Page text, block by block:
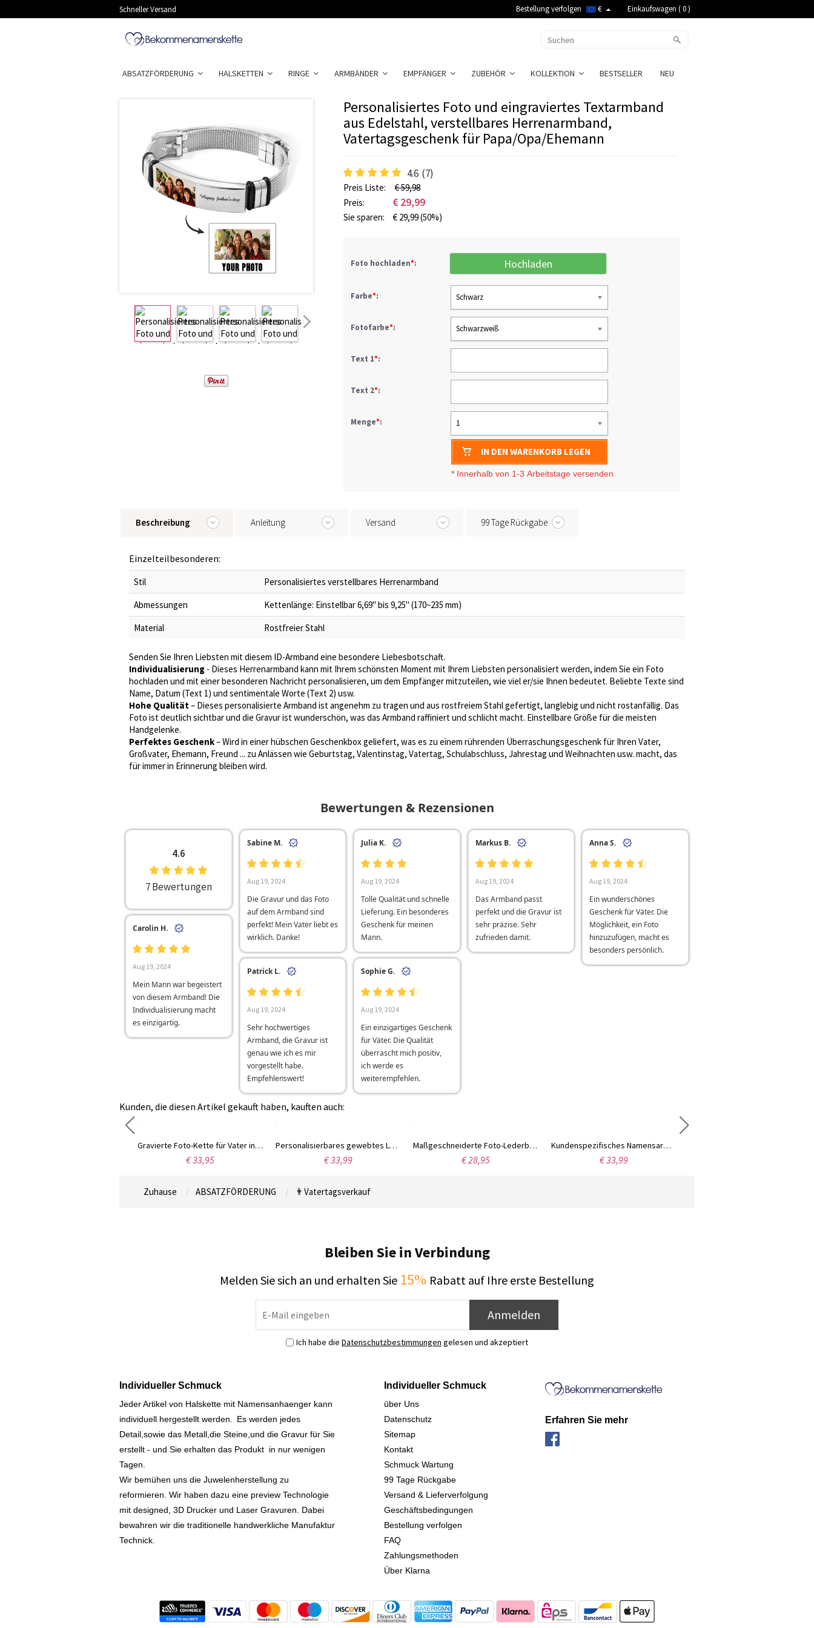
Schneller Versand Bestellung verfolgen € Einkaufswagen (0)
ABSATZFÖRDERUNG HALSKETTEN RINGE ARMBÄNDER EMPFÄNGER ZUBEHÖR KOLLEKTION BESTSELLER NEU
Personalisiertes Foto und eingraviertes Textarmband
aus Edelstahl, verstellbares Herrenarmband,
Vatertagsgeschenk für Papa/Opa/Ehemann
4.6 (7)
Preis Liste:
€ 59,98
Preis:
€ 29,99
Sie sparen: € 29,99(50%)
Foto hochladen*: Hochladen
Farbe*: Schwarz
Fotofarbe*: Schwarzweiß
Text 1*:
Text 2*:
Menge*: 1
IN DEN WARENKORB LEGEN
* Innerhalb von 1-3 Arbeitstage versenden
Beschreibung Anleitung Versand 99 Tage Rückgabe
Einzelteilbesonderen:
Stil
Personalisiertes verstellbares Herrenarmband
Abmessungen
Kettenlänge: Einstellbar 6,69" bis 9,25" (170~235 mm)
Material
Rostfreier Stahl
Senden Sie Ihren Liebsten mit diesem ID-Armband eine besondere Liebesbotschaft.
Individualisierung - Dieses Herrenarmband kann mit Ihrem schönsten Moment mit Ihrem Liebsten personalisiert werden, indem Sie ein Foto
hochladen und mit einer besonderen Nachricht personalisieren, um dem Empfänger mitzuteilen, wie viel er/sie Ihnen bedeutet. Beliebte Texte sind
Name, Datum (Text 1) und sentimentale Worte (Text 2) usw.
Hohe Qualität– Dieses personalisierte Armband ist angenehm zu tragen und aus rostfreiem Stahl gefertigt, langlebig und nicht rostanfällig. Das
Foto ist deutlich sichtbar und die Gravur ist wunderschön, was das Armband raffiniert und schlicht macht. Einstellbare Größe für die meisten
Handgelenke.
Perfektes Geschenk– Wird in einer hübschen Geschenkbox geliefert, was es zu einem rührenden Überraschungsgeschenk für Ihren Vater,
Großvater, Ehemann, Freund ... zu Anlässen wie Geburtstag, Valentinstag, Vatertag, Schulabschluss, Jahrestag und Weihnachten usw. macht, das
für immer in Erinnerung bleiben wird.
Bewertungen & Rezensionen
4.6
7 Bewertungen
Sabine M.
Aug 19, 2024
Die Gravur und das Foto
auf dem Armband sind
perfekt! Mein Vater liebt es
wirklich. Danke!
Julia K.
Aug 19, 2024
Tolle Qualität und schnelle
Lieferung. Ein besonderes
Geschenk für meinen
Mann.
Markus B.
Aug 19, 2024
Das Armband passt
perfekt und die Gravur ist
sehr präzise. Sehr
zufrieden damit.
Anna S.
Aug 19, 2024
Ein wunderschönes
Geschenk für Väter. Die
Möglichkeit, ein Foto
hinzuzufügen, macht es
besonders persönlich.
Carolin H.
Aug 19, 2024
Mein Mann war begeistert
von diesem Armband! Die
Individualisierung macht
es einzigartig.
Patrick L.
Aug 19, 2024
Sehr hochwertiges
Armband, die Gravur ist
genau wie ich es mir
vorgestellt habe.
Empfehlenswert!
Sophie G.
Aug 19, 2024
Ein einzigartiges Geschenk
für Väter. Die Qualität
überrascht mich positiv,
ich werde es
weiterempfehlen.
Kunden, die diesen Artikel gekauft haben, kauften auch:
Gravierte Foto-Kette für Vater in Edelstahl
€ 33,95
Personalisierbares gewebtes Lederarmband mit 1–8 eingravierten Namensperlen, Familienname-Schmuck, Geburtstagsgeschenk zum Vatertag für Männer
€ 33,99
Maßgeschneiderte Foto-Lederbrieftasche für Männer
€ 28,95
Kundenspezifisches Namensarmband für Männer
€ 33,99
Zuhause ABSATZFÖRDERUNG 👨Vatertagsverkauf
Bleiben Sie in Verbindung
Melden Sie sich an und erhalten Sie 15% Rabatt auf Ihre erste Bestellung
Anmelden
Ich habe die Datenschutzbestimmungen gelesen und akzeptiert
Individueller Schmuck
Jeder Artikel von Halskette mit Namensanhaenger kann
individuell hergestellt werden.
Es werden jedes
Detail,sowie das Metall,die Steine,und die Gravur für Sie
erstellt - und Sie erhalten das Produkt in nur wenigen
Tagen.
Wir bemühen uns die Juwelenherstellung zu
reformieren. Wir haben dazu eine preview Technologie
mit designed, 3D Drucker und Laser Gravuren. Dabei
bewahren wir die traditionelle handwerkliche Manufaktur
Technick.
Individueller Schmuck
über Uns
Datenschutz
Sitemap
Kontakt
Schmuck Wartung
99 Tage Rückgabe
Versand & Lieferverfolgung
Geschäftsbedingungen
Bestellung verfolgen
FAQ
Zahlungsmethoden
Über Klarna
Erfahren Sie mehr